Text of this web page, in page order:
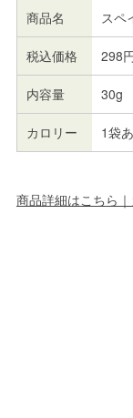
商品名 スペ
税込価格 298
内容量 30g
カロリー 1袋
商品詳細はこちら